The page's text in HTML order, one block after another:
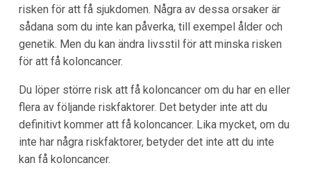
risken för att få sjukdomen. Några av dessa orsaker är
sådana som du inte kan påverka, till exempel ålder och
genetik. Men du kan ändra livsstil för att minska risken
för att få koloncancer.
Du löper större risk att få koloncancer om du har en eller
flera av följande riskfaktorer. Det betyder inte att du
definitivt kommer att få koloncancer. Lika mycket, om du
inte har några riskfaktorer, betyder det inte att du inte
kan få koloncancer.